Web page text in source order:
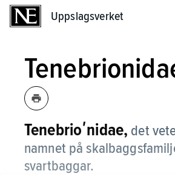
Uppslagsverket
Tenebrioʹnidae, det
namnet på
svartbaggar.